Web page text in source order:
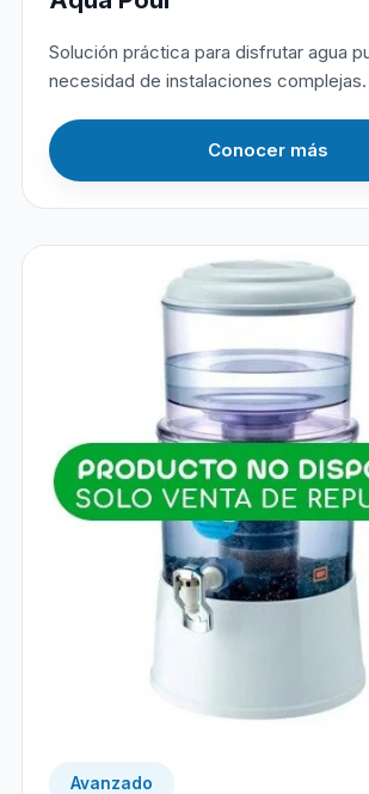
Solución práctica para disfrutar agua
necesidad de instalaciones complejas.
Conocer más
Avanzado